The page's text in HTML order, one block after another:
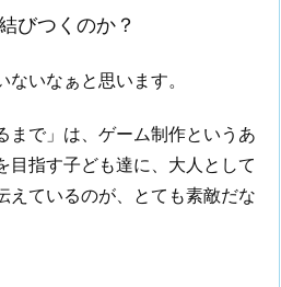
びつくのか？
いなぁと思います。
まで」は、ゲーム制作というあ
目指す子ども達に、大人として
えているのが、とても素敵だな